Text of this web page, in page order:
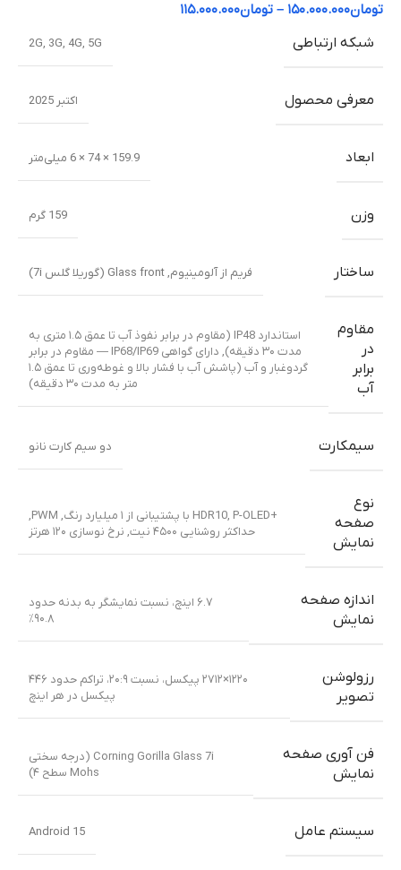
تومان۱۵۰.۰۰۰.۰۰۰ – تومان۱۱۵.۰۰۰.۰۰۰
شبکه ارتباطی
2G, 3G, 4G, 5G
معرفی محصول اکتبر 2025
ابعاد 159.9 × 74 × 6 میلی‌متر
وزن 159 گرم
ساختار فریم از آلومینیوم,Glass front (گوریلا گلس 7i)
مقاوم
در
برابر
آب
استاندارد IP48 (مقاوم در برابر نفوذ آب تا عمق ۱.۵ متری به
مدت ۳۰ دقیقه)
,
دارای گواهی IP68/IP69 — مقاوم در برابر
گردوغبار و آب (پاشش آب با فشار بالا و غوطه‌وری تا عمق ۱.۵
متر به مدت ۳۰ دقیقه)
سیمکارت دو سیم کارت نانو
نوع
صفحه
نمایش
+HDR10
, P-OLED با پشتیبانی از ۱ میلیارد رنگ ,
PWM
,
حداکثر روشنایی ۴۵۰۰ نیت
, نرخ نوسازی ۱۲۰ هرتز
اندازه صفحه
نمایش
۶.۷ اینچ، نسبت نمایشگر به بدنه حدود
۹۰.۸٪
رزولوشن
تصویر
۱۲۲۰×۲۷۱۲ پیکسل، نسبت ۲۰:۹، تراکم حدود ۴۴۶
پیکسل در هر اینچ
فن آوری صفحه
نمایش
Corning Gorilla Glass 7i (درجه سختی
Mohs سطح ۴)
سیستم عامل Android 15